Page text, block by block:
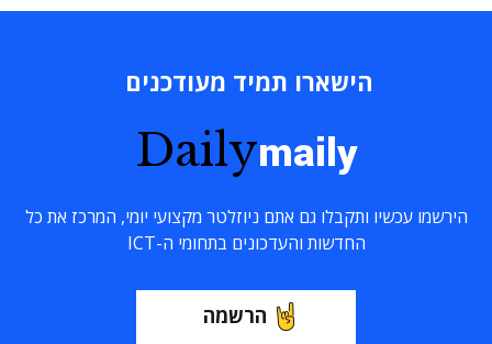
הישארו תמיד מעודכנים
Dailymaily
הירשמו עכשיו ותקבלו גם אתם ניוזלטר מקצועי יומי, המרכז את כל
החדשות והעדכונים בתחומי ה-ICT
הרשמה